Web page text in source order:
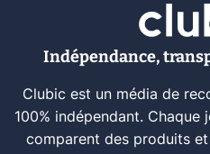
Indépendance,
Clubic est un média de
100% indépendant.
comparent des produits